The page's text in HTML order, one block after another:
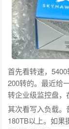
首先看转速，
200转的。最近给
转企业级监控盘
其次看写入负载。
180TB以上。如果